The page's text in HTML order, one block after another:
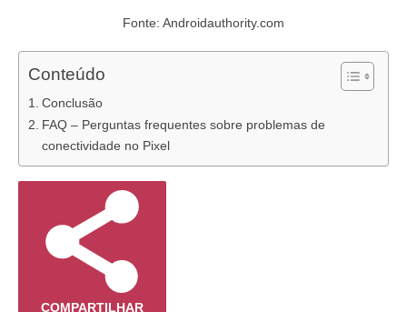
Fonte: Androidauthority.com
Conteúdo
Conclusão
FAQ – Perguntas frequentes sobre problemas de
conectividade no Pixel
COMPARTILHAR